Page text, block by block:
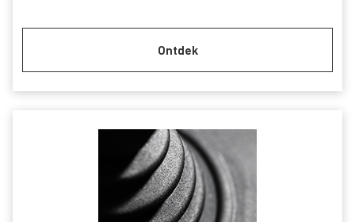
Ontdek